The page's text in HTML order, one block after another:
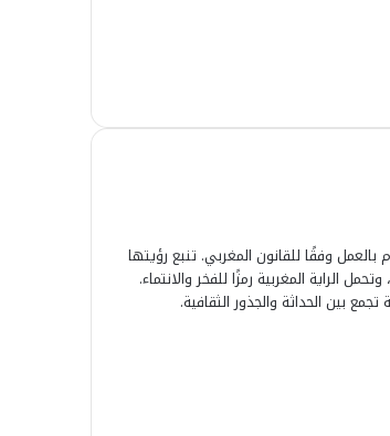
وفقًا للقانون المغربي. تنبع رؤيتها
الراية المغربية رمزًا للفخر والانتماء.
بين الحداثة والجذور الثقافية.